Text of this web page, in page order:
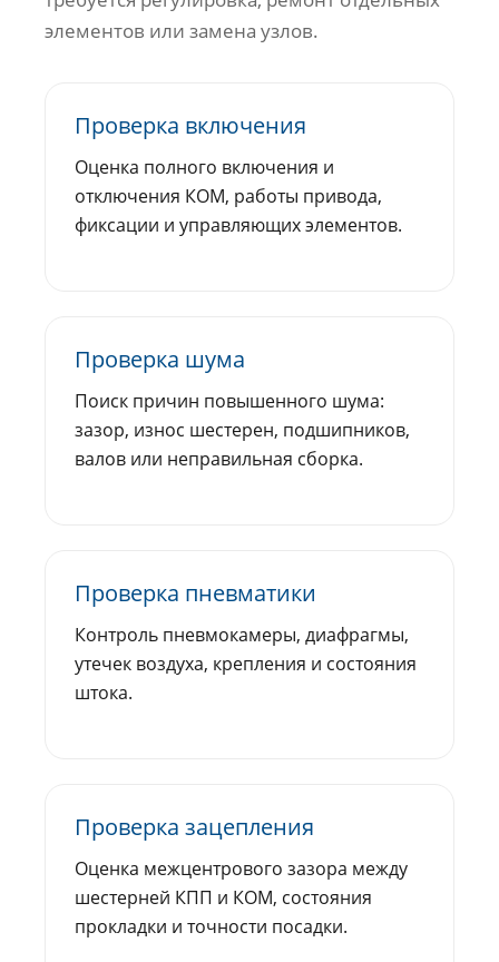
элементов или замена узлов.
Проверка включения
Оценка полного включения и
отключения КОМ, работы привода,
фиксации и управляющих элементов.
Проверка шума
Поиск причин повышенного шума:
зазор, износ шестерен, подшипников,
валов или неправильная сборка.
Проверка пневматики
Контроль пневмокамеры, диафрагмы,
утечек воздуха, крепления и состояния
штока.
Проверка зацепления
Оценка межцентрового зазора между
шестерней КПП и КОМ, состояния
прокладки и точности посадки.